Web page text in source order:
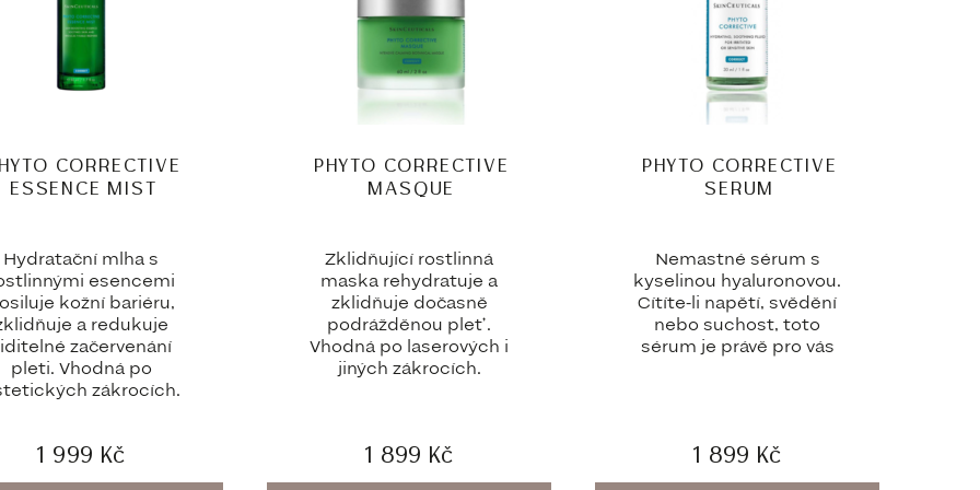
CORRECTIVE
ESSENCE MIST
Hydratační mlha s
esencemi
kožní bariéru,
a redukuje
začervenání
pleti. Vhodná po
zákrocích.
1 999 Kč
PHYTO CORRECTIVE
MASQUE
Zklidňující rostlinná
maska rehydratuje a
zklidňuje dočasně
podrážděnou pleť.
Vhodná po laserových i
jiných zákrocích.
1 899 Kč
PHYTO CORRECTIVE
SERUM
Nemastné sérum s
kyselinou hyaluronovou.
Cítíte-li napětí, svědění
nebo suchost, toto
sérum je právě pro vás
1 899 Kč